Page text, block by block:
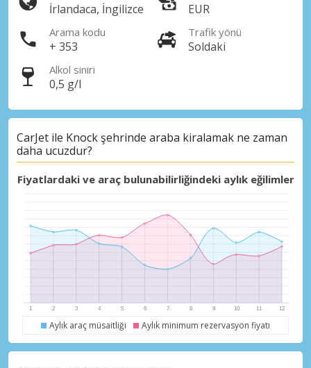
İrlandaca, İngilizce EUR
Arama kodu
+ 353
Trafik yönü
Soldaki
Alkol siniri
0,5 g/l
CarJet ile Knock şehrinde araba kiralamak ne zaman
daha ucuzdur?
Fiyatlardaki ve araç bulunabilirliğindeki aylık eğilimler
Aylık araç müsaitliği Aylık minimum rezervasyon fiyatı
Büyük tasarruflar
Özel iş ortağı tekliflerine erişim sağlayın
eLink ile giriş yap